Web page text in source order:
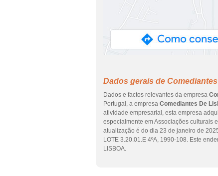
Dados gerais de
Dados e factos relevantes da empresa
Portugal, a empresa Comediantes De
atividade empresarial, esta empresa
especialmente em Associações culturais
atualização é do dia 23 de janeiro de
LOTE 3.20.01.E 4ºA, 1990-108. Este
LISBOA.